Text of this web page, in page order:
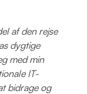
af den rejse
dygtige
med min
IT-
bidrage og